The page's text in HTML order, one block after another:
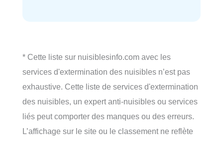
* Cette liste sur nuisiblesinfo.com avec les
services d'extermination des nuisibles n’est pas
exhaustive. Cette liste de services d'extermination
des nuisibles, un expert anti-nuisibles ou services
liés peut comporter des manques ou des erreurs.
L’affichage sur le site ou le classement ne reflète